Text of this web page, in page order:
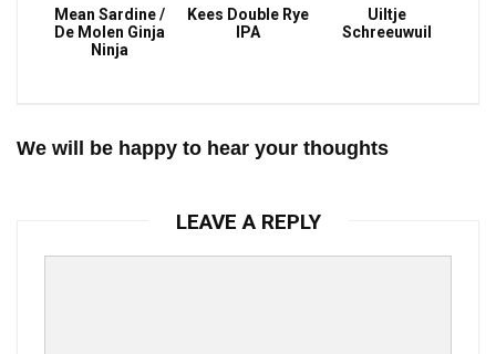
Mean Sardine /
De Molen Ginja
Ninja
Kees Double Rye
IPA
Uiltje
Schreeuwuil
We will be happy to hear your thoughts
LEAVE A REPLY